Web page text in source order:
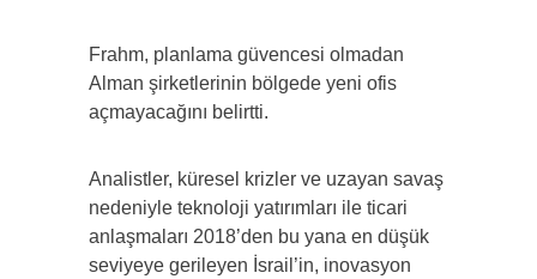
Frahm, planlama güvencesi olmadan
Alman şirketlerinin bölgede yeni ofis
açmayacağını belirtti.
Analistler, küresel krizler ve uzayan savaş
nedeniyle teknoloji yatırımları ile ticari
anlaşmaları 2018’den bu yana en düşük
seviyeye gerileyen İsrail’in, inovasyon